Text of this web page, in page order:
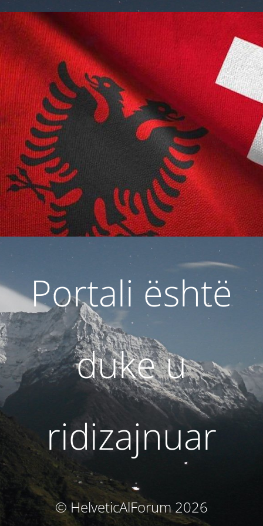
Portali është
duke u
ridizajnuar
© HelveticAlForum 2026